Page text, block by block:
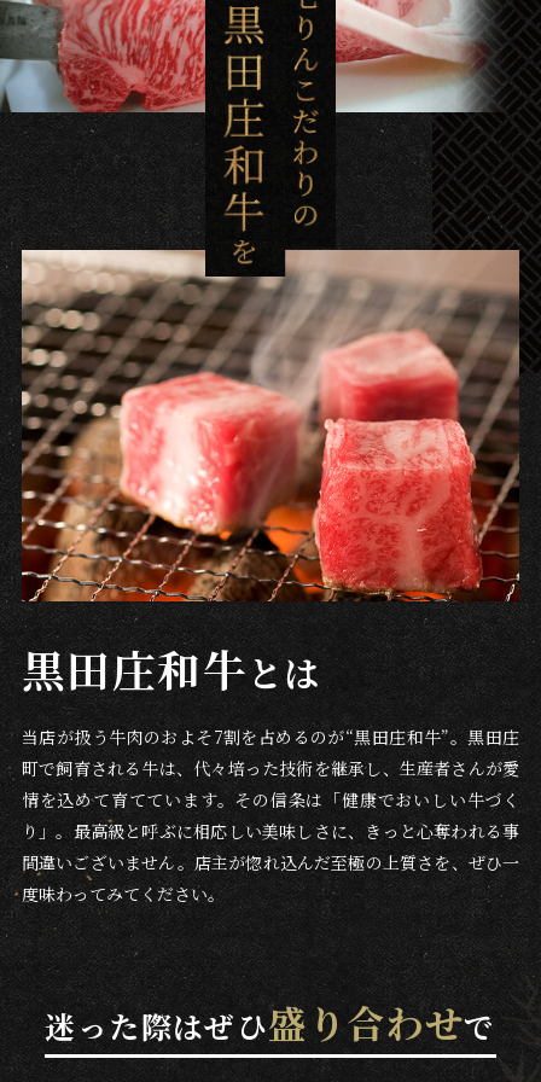
黒田庄和牛とは
当店が扱う牛肉のおよそ7割を占めるのが“黒田庄和牛”。黒田庄
町で飼育される牛は、代々培った技術を継承し、生産者さんが愛
情を込めて育てています。 その信条は「健康でおいしい牛づく
り」。最高級と呼ぶに相応しい美味しさに、きっと心奪われる事
間違いございません。店主が惚れ込んだ至極の上質さを、ぜひ一
度味わってみてください。
迷った際はぜひ盛り合わせで